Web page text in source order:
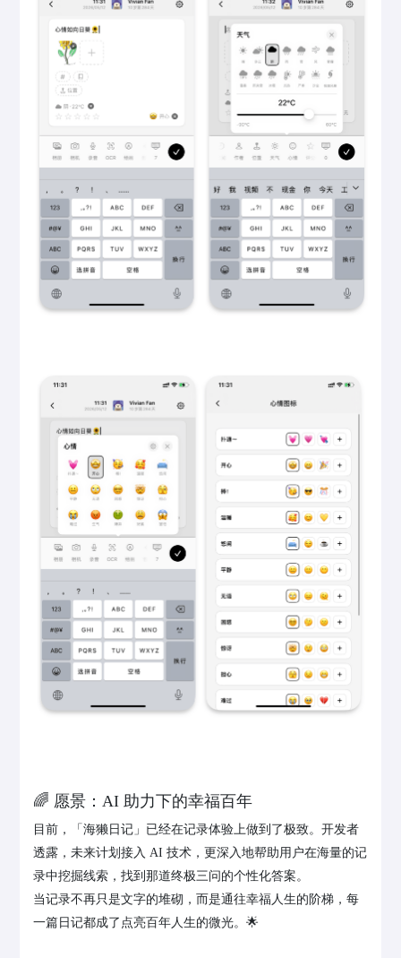
🌈 愿景：AI 助力下的幸福百年
目前，「海獭日记」已经在记录体验上做到了极致。开发者
透露，未来计划接入 AI 技术，更深入地帮助用户在海量的记
录中挖掘线索，找到那道终极三问的个性化答案。
当记录不再只是文字的堆砌，而是通往幸福人生的阶梯，每
一篇日记都成了点亮百年人生的微光。🌟